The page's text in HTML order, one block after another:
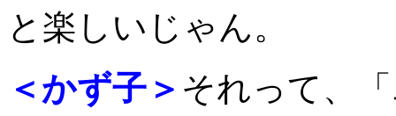
と楽しいじゃん。
＜かず子＞ それって、